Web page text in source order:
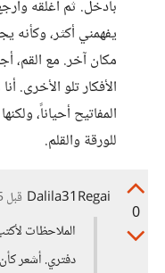
بادخل. ثم أغلقه
يفهمني أكثر، وكأنه
مكان آخر. مع القم،
الأفكار تلو الأخرى.
المفاتيح أحياناً،
للورقة والقلم.
0
Dalila31Regai قبل 5 سنوات
الملاحظات
دفتري. أشعر